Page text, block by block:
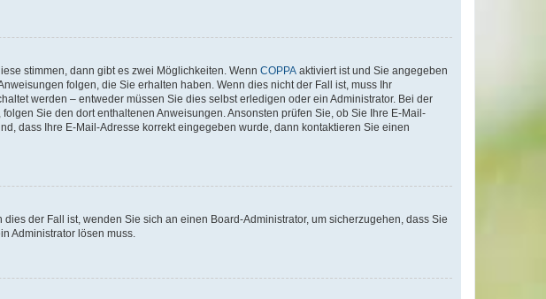
stimmen, dann gibt es zwei Möglichkeiten. Wenn COPPA aktiviert ist und Sie angegeben
folgen, die Sie erhalten haben. Wenn dies nicht der Fall ist, muss Ihr
werden – entweder müssen Sie dies selbst erledigen oder ein Administrator. Bei der
Sie den dort enthaltenen Anweisungen. Ansonsten prüfen Sie, ob Sie Ihre E-Mail-
dass Ihre E-Mail-Adresse korrekt eingegeben wurde, dann kontaktieren Sie einen
der Fall ist, wenden Sie sich an einen Board-Administrator, um sicherzugehen, dass Sie
Administrator lösen muss.